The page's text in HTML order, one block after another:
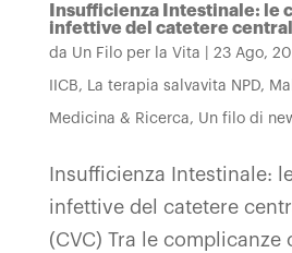
Insufficienza Intestinale: le
infettive del catetere
da Un Filo per la Vita 23 Ago,
IICB, La terapia salvavita NPD,
Medicina & Ricerca, Un filo di
Insufficienza Intestinale:
infettive del catetere
(CVC) Tra le complicanze